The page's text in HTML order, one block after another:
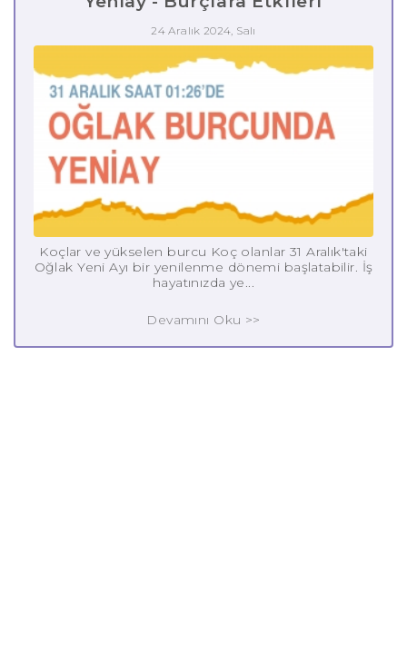
24 Aralık 2024, Salı
Koçlar ve yükselen burcu Koç olanlar 31 Aralık'taki
Oğlak Yeni Ayı bir yenilenme dönemi başlatabilir. İş
hayatınızda ye...
Devamını Oku >>